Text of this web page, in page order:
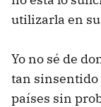
utilizarla en
Yo no sé de
tan sinsentido
países sin